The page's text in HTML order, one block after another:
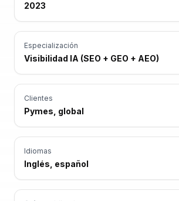
2023
Especialización
Visibilidad IA (SEO + GEO + AEO)
Clientes
Pymes, global
Idiomas
Inglés, español